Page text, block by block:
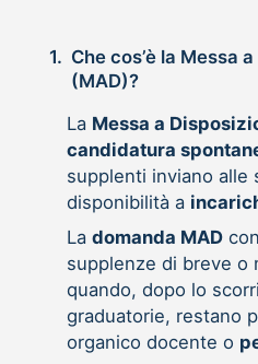
1. Che cos’è la Messa a Disposizione
(MAD)?
La Messa a
candidatura
supplenti inviano alle
disponibilità a
La domanda MAD
supplenze di breve o
quando, dopo lo
graduatorie, restano
organico docente o